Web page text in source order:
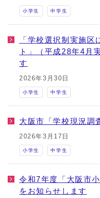
小学生 中学生
「学校選択制実施
ト」（平成28年4月
す
2026年3月30日
小学生 中学生
大阪市「学校現況調
2026年3月17日
小学生 中学生
令和7年度「大阪市
をお知らせします